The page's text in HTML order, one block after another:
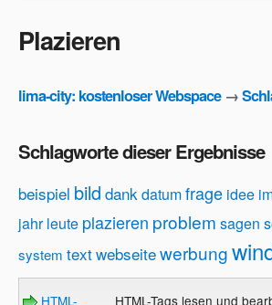
Plazieren
lima-city: kostenloser Webspace→
Schlagworte dieser Ergebnisse
beispiel bild dankdatumfrage idee
jahr leute plazieren problem sagen
system textwebseitewerbung
HTML-
HTML-Tags lesen und